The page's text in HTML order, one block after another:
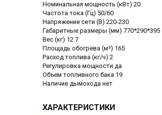
Номинальная мощность (кВт) 20
Частота тока (Гц) 50/60
Напряжение сети (В) 220-230
Габаритные размеры (мм) 770*290*395
Вес (кг) 12.7
Площадь обогрева (м²) 165
Расход топлива (кг/ч) 2
Регулировка мощности да
Объем топливного бака 19
Наличие дымохода нет
ХАРАКТЕРИСТИКИ